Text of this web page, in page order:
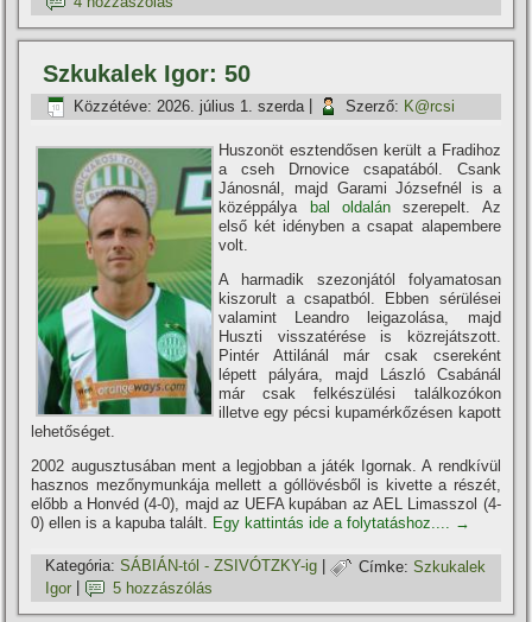
Szkukalek Igor: 50
Közzétéve: 2026. július 1. szerda Szerző: K@rcsi
Huszonöt esztendősen került a Fradihoz
a cseh Drnovice csapatából. Csank
Jánosnál, majd Garami Józsefnél is a
középpálya
bal oldalánszerepelt. Az
első két idényben a csapat alapembere
volt.
A harmadik szezonjától folyamatosan
kiszorult a csapatból. Ebben sérülései
valamint Leandro leigazolása, majd
Huszti visszatérése is közrejátszott.
Pintér Attilánál már csak csereként
lépett pályára, majd László Csabánál
már csak felkészülési találkozókon
illetve egy pécsi kupamérkőzésen kapott
lehetőséget.
2002 augusztusában ment a legjobban a játék Igornak. A rendkí­vül
hasznos mezőnymunkája mellett a góllövésből is kivette a részét,
előbb a Honvéd (4-0), majd az UEFA kupában az AEL Limasszol (4-
0) ellen is a kapuba talált. Egy kattintás ide a folytatáshoz.... →
Kategória: SÁBIÁN-tól - ZSIVÓTZKY-ig | Címke: Szkukalek
Igor
5 hozzászólás